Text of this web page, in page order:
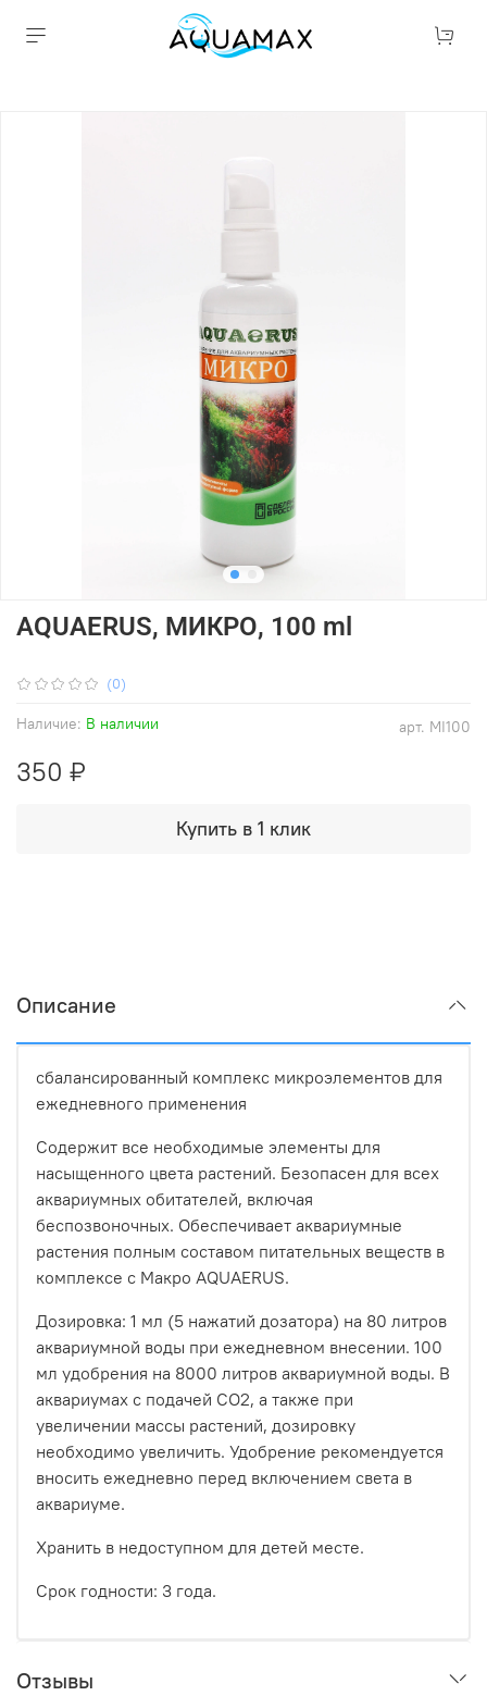
(0)
арт. MI100
Наличие: В наличии
AQUAERUS, МИКРО, 100 ml
350 ₽
Купить в 1 клик
Описание
сбалансированный комплекс микроэлементов для
ежедневного применения
Содержит все необходимые элементы для
насыщенного цвета растений. Безопасен для всех
аквариумных обитателей, включая
беспозвоночных. Обеспечивает аквариумные
растения полным составом питательных веществ в
комплексе с Макро AQUAERUS.
Дозировка: 1 мл (5 нажатий дозатора) на 80 литров
аквариумной воды при ежедневном внесении. 100
мл удобрения на 8000 литров аквариумной воды. В
аквариумах с подачей СО2, а также при
увеличении массы растений, дозировку
необходимо увеличить. Удобрение рекомендуется
вносить ежедневно перед включением света в
аквариуме.
Хранить в недоступном для детей месте.
Срок годности: 3 года.
Отзывы